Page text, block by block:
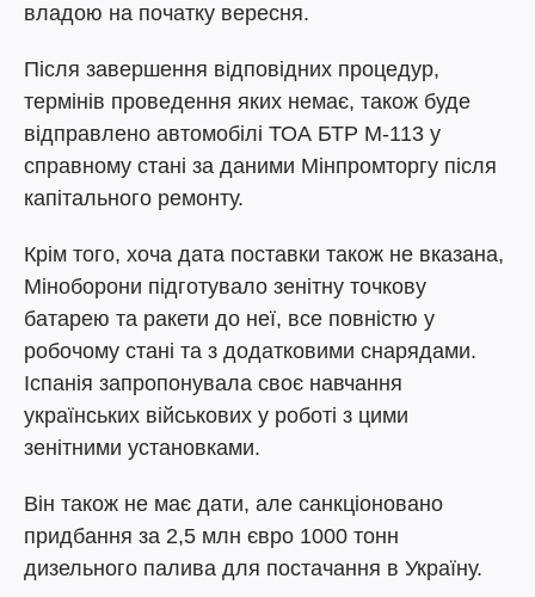
владою на початку вересня.
Після завершення відповідних процедур,
термінів проведення яких немає, також буде
відправлено автомобілі ТОА БТР М-113 у
справному стані за даними Мінпромторгу після
капітального ремонту.
Крім того, хоча дата поставки також не вказана,
Міноборони підготувало зенітну точкову
батарею та ракети до неї, все повністю у
робочому стані та з додатковими снарядами.
Іспанія запропонувала своє навчання
українських військових у роботі з цими
зенітними установками.
Він також не має дати, але санкціоновано
придбання за 2,5 млн євро 1000 тонн
дизельного палива для постачання в Україну.